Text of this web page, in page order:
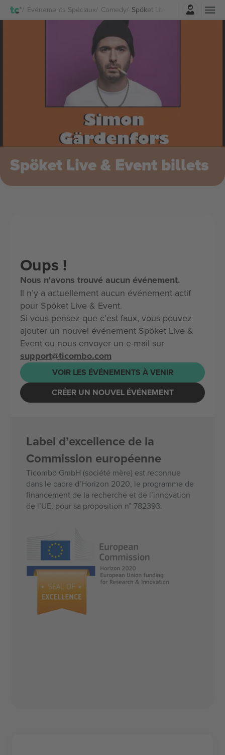
Événements Spéciaux Comedy Spöket Live & Event Billets
Connexion
Spöket Live & Event billets
Oups !
Nous n'avons trouvé aucun événement.
Il n’y a actuellement aucun événement actif
pour Spöket Live & Event.
Si vous pensez que c’est faux, vous pouvez
ajouter un nouvel événement Spöket Live &
Event ou nous envoyer un e-mail sur
support@ticombo.com
VOIR LES ÉVÉNEMENTS À VENIR
CRÉER UN NOUVEL ÉVÉNEMENT
Label d’excellence de la
Commission européenne
Ticombo GmbH (société mère) est reconnue
dans le cadre d’Horizon 2020, le programme de
financement de la recherche et de l’innovation
de l’UE, pour sa proposition n° 782393.